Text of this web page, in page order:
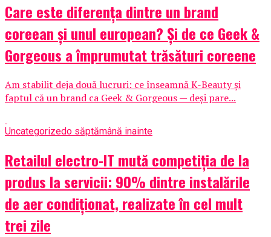
Care este diferența dintre un brand
coreean și unul european? Și de ce Geek &
Gorgeous a împrumutat trăsături coreene
Am stabilit deja două lucruri: ce înseamnă K-Beauty și
faptul că un brand ca Geek & Gorgeous — deși pare...
Uncategorizedo săptămână inainte
Retailul electro-IT mută competiția de la
produs la servicii: 90% dintre instalările
de aer condiționat, realizate în cel mult
trei zile